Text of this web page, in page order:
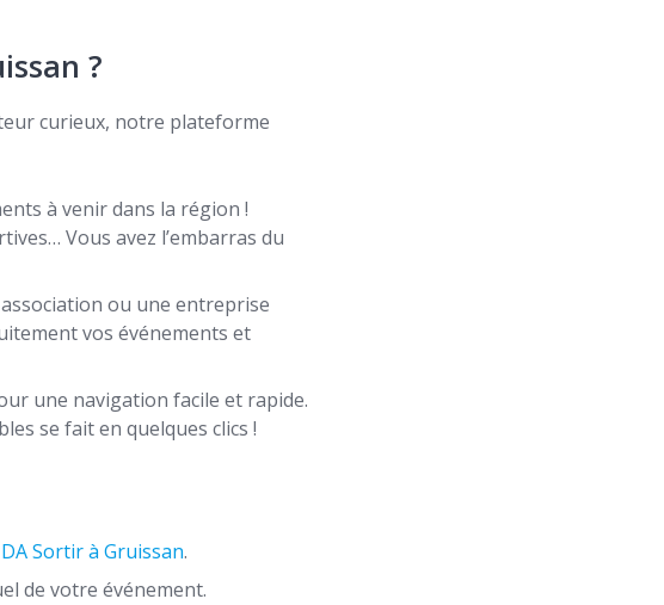
?
curieux, notre plateforme
à venir dans la région !
Vous avez l’embarras du
ou une entreprise
vos événements et
une navigation facile et rapide.
se fait en quelques clics !
Sortir à Gruissan.
de votre événement.